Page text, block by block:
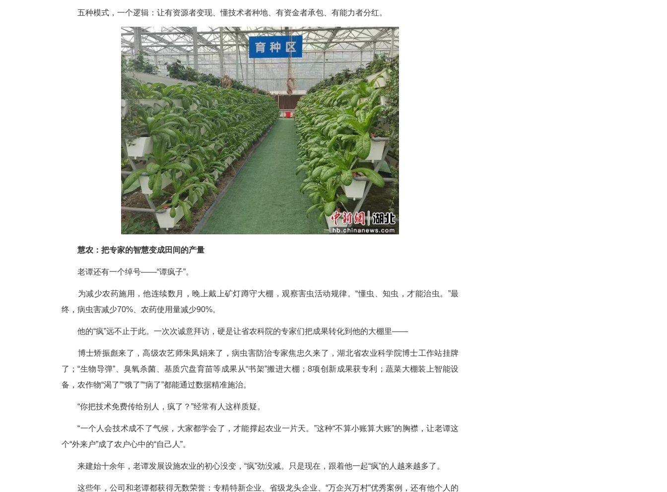
模式一：租赁土地+就地务工——花坪镇大石板村村民朱余松把3亩多地租给老谭，去年挣了万余元。全州
1500余户受益，去年老谭发放务工费1327万元。
模式二：聘请技术骨干——退休干部陈登国、农民谢永久……全州现有28名懂技术的“新农人”成为固定技术骨
模式三：返包经营——周启英种露天蔬菜多年，吃尽了“靠天收”的苦。2021年，她从老谭手中租了百余亩大
棚，亩均收入过万元，是露天种植的2至3倍。这样的返包大户现有十余家。
模式四：包产激励——慧民农业定产量、保底收购，超产部分归种植户。2024年，麂子渡基地的向贵芳承包
200多亩，拿到“激励金”21.6万元。该模式已推广800余亩。
模式五：技术+保价收购——针对无大棚设施的村落，由老谭提供种子、肥料等生产资料，并保价收购。
五种模式，一个逻辑：让有资源者变现、懂技术者种地、有资金者承包、有能力者分红。